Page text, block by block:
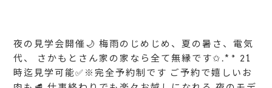
夜の見学会開催🌙 梅雨のじめじめ、夏の暑さ、電気
代、 さかもとさん家の家なら全て無縁です✩.*˚ 21
時迄見学可能✅※完全予約制です ご予約で嬉しいお